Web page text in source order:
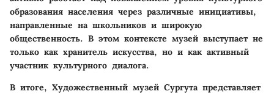
образования населения через различные инициативы,
направленные на школьников и широкую
общественность. В этом контексте музей выступает не
только как хранитель искусства, но и как активный
участник культурного диалога.
В итоге, Художественный музей Сургута представляет